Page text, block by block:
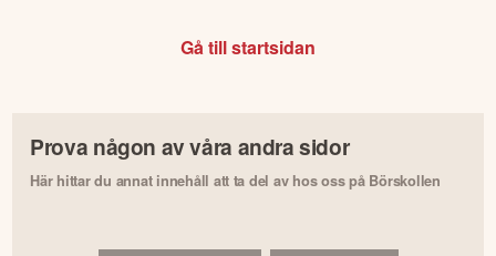
Gå till startsidan
Prova någon av våra andra sidor
Här hittar du annat innehåll att ta del av hos oss på Börskollen